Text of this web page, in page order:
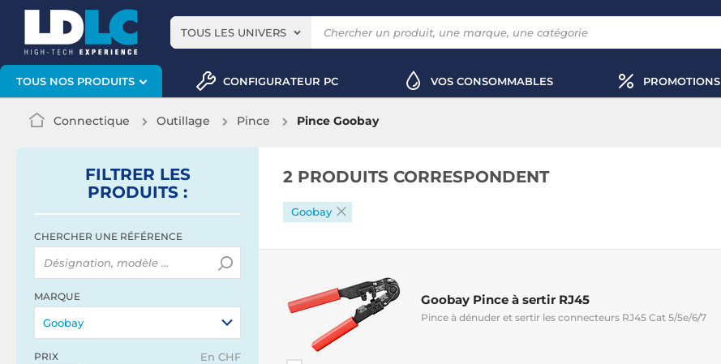
TOUS LES UNIVERS
TOUS NOS PRODUITS CONFIGURATEUR PC VOS CONSOMMABLES PROMOTIONS
Connectique Outillage Pince Pince Goobay
FILTRER LES
PRODUITS :
CHERCHER UNE RÉFÉRENCE
MARQUE
Goobay
PRIX En CHF
2 PRODUITS CORRESPONDENT
Goobay
Goobay Pince à sertir RJ45
Pince à dénuder et sertir les connecteurs RJ45 Cat 5/5e/6/7